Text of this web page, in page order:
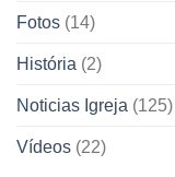
Fotos (14)
História (2)
Noticias Igreja (125)
Vídeos (22)